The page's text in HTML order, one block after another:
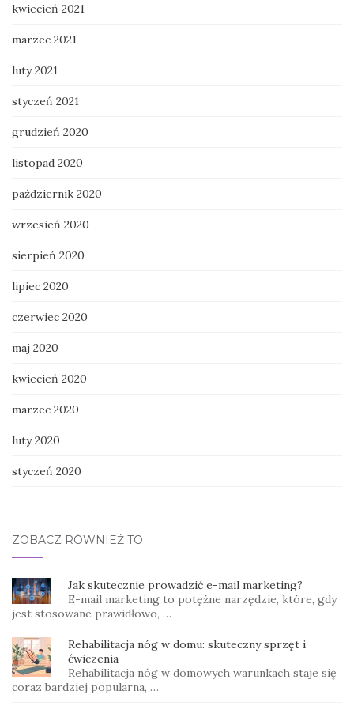
kwiecień 2021
marzec 2021
luty 2021
styczeń 2021
grudzień 2020
listopad 2020
październik 2020
wrzesień 2020
sierpień 2020
lipiec 2020
czerwiec 2020
maj 2020
kwiecień 2020
marzec 2020
luty 2020
styczeń 2020
ZOBACZ RÓWNIEŻ TO
Jak skutecznie prowadzić e-mail marketing?
E-mail marketing to potężne narzędzie, które, gdy
jest stosowane prawidłowo, …
Rehabilitacja nóg w domu: skuteczny sprzęt i
ćwiczenia
Rehabilitacja nóg w domowych warunkach staje się
coraz bardziej popularna, …